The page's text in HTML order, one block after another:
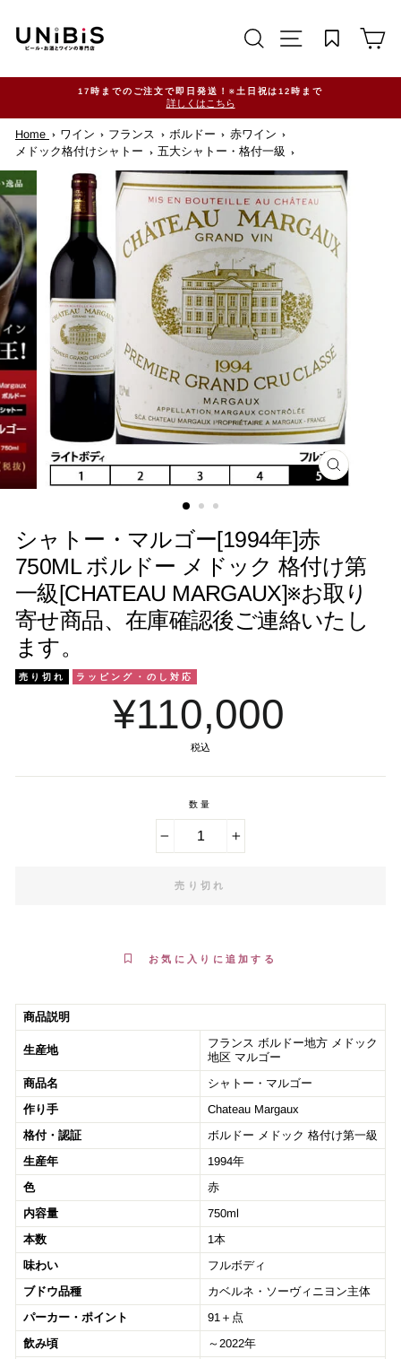
に
ッ
サイトを検索する
TRANSLATION
11,000円（税込）以上ご購入で送料無料！※一部地域除く
Home ワイン フランス ボルドー
赤ワイン
メドック格付けシャトー
五大シャトー・格付一級
閉
じ
シャトー・マルゴー[1994年]赤
750ML ボルドー メドック 格付け第
一級[CHATEAU MARGAUX]※お取り
寄せ商品、在庫確認後ご連絡いたし
ます。
売り切れ ラッピング・のし対応
¥110,000
税込
数量
売り切れ
お気に入りに追加する
商品説明
生産地
フランス ボルドー地方 メドック
地区 マルゴー
商品名
シャトー・マルゴー
作り手
Chateau Margaux
格付・認証
ボルドー メドック 格付け第一級
生産年
1994年
色
赤
内容量
750ml
本数
1本
味わい
フルボディ
ブドウ品種
カベルネ・ソーヴィニヨン主体
パーカー・ポイント
91＋点
飲み頃
～2022年